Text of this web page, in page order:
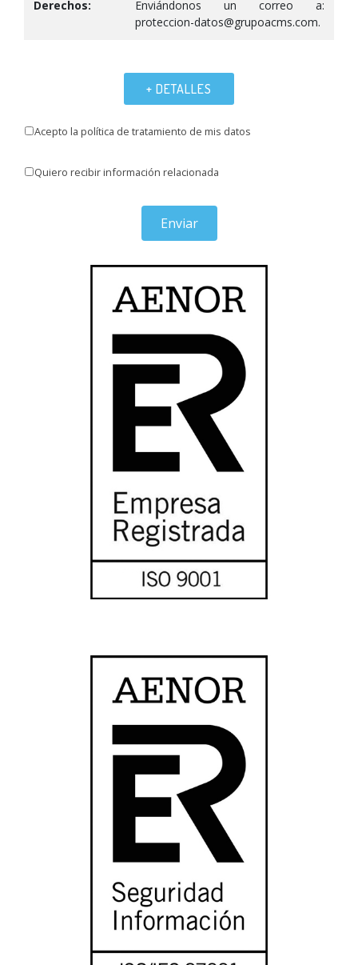
Derechos:
Enviándonos un correo a:
proteccion-datos@grupoacms.com.
+ DETALLES
Acepto la política de tratamiento de mis datos
Quiero recibir información relacionada
Enviar